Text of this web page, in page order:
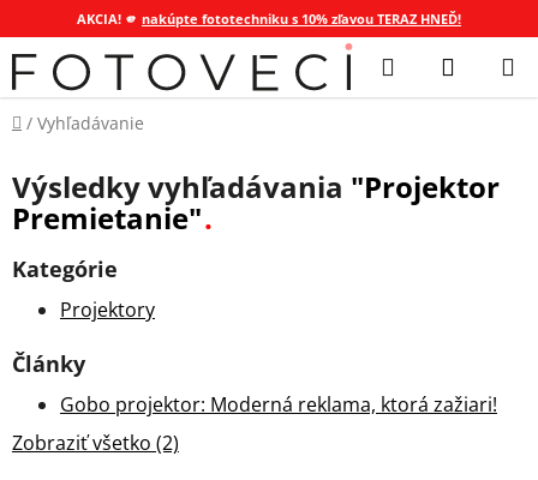
AKCIA! 🫵 nakúpte fototechniku s 10% zľavou TERAZ HNEĎ!
Prejsť
na
obsah
Hľadať
KOŠÍK
Domov
/ Vyhľadávanie
Výsledky vyhľadávania "Projektor
Premietanie"
Kategórie
Projektory
Články
Gobo projektor: Moderná reklama, ktorá zažiari!
Zobraziť všetko (2)